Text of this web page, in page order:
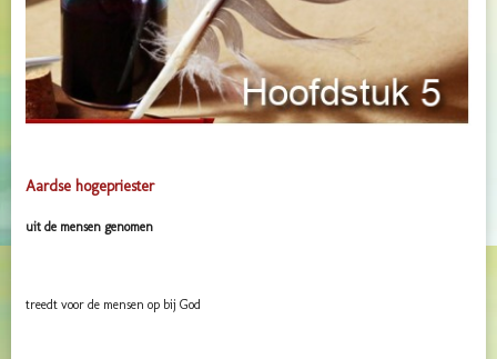
Aardse hogepriester
uit de mensen genomen
treedt voor de mensen op bij God